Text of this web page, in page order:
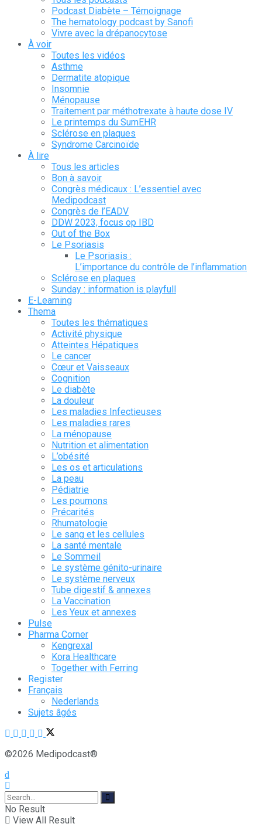
Podcast Diabète – Témoignage
The hematology podcast by Sanofi
Vivre avec la drépanocytose
À voir
Toutes les vidéos
Asthme
Dermatite atopique
Insomnie
Ménopause
Traitement par méthotrexate à haute dose IV
Le printemps du SumEHR
Sclérose en plaques
Syndrome Carcinoïde
À lire
Tous les articles
Bon à savoir
Congrès médicaux : L’essentiel avec
Medipodcast
Congrès de l’EADV
DDW 2023, focus op IBD
Out of the Box
Le Psoriasis
Le Psoriasis :
L’importance du contrôle de l’inflammation
Sclérose en plaques
Sunday : information is playfull
E-Learning
Thema
Toutes les thématiques
Activité physique
Atteintes Hépatiques
Le cancer
Cœur et Vaisseaux
Cognition
Le diabète
La douleur
Les maladies Infectieuses
Les maladies rares
La ménopause
Nutrition et alimentation
L’obésité
Les os et articulations
La peau
Pédiatrie
Les poumons
Précarités
Rhumatologie
Le sang et les cellules
La santé mentale
Le Sommeil
Le système génito-urinaire
Le système nerveux
Tube digestif & annexes
La Vaccination
Les Yeux et annexes
Pulse
Pharma Corner
Kengrexal
Kora Healthcare
Together with Ferring
Register
Français
Nederlands
Sujets âgés
©2026 Medipodcast®
No Result
View All Result